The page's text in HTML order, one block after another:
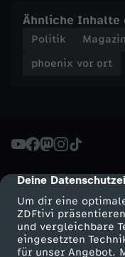
cmp-dialog-
Deine
Um dir eine
ZDFtivi
und vergleichbare
eingesetzten
für unser Angebot.
A
z
B
o
z
Ähnliche Inhalte
Politik Magazin
phoenix vor ort